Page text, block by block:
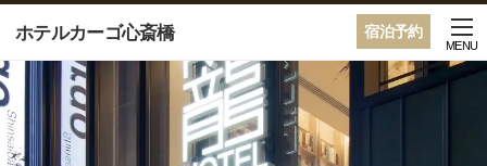
宿泊予約
ホテルカーゴ心斎橋
MENU